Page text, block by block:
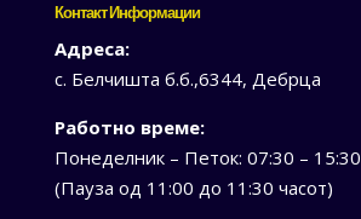
Контакт Информации
Адреса:
с. Белчишта б.б.,6344, Дебрца
Работно време:
Понеделник – Петок: 07:30 –
(Пауза од 11:00 до 11:30 часот)